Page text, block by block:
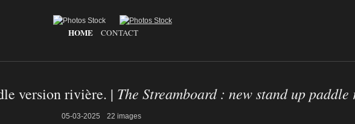
HOME CONTACT
version rivière. | The Streamboard : new stand up
05-03-2025 22 images